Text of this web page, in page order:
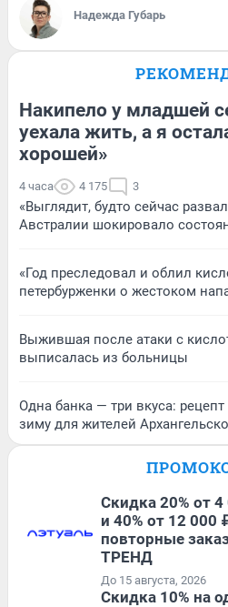
Надежда Губарь
Накипело у младшей
уехала жить, а я
хорошей»
4 часа 4 175 3
«Выглядит, будто сейчас
Австралии шокировало
«Год преследовал и облил
петербурженки о жестоком
Выжившая после атаки с
выписалась из больницы
Одна банка — три вкуса:
зиму для жителей
Скидка 20% от
и 40% от 12 000
повторные
ТРЕНД
До 15 августа, 2026
Скидка 10% на